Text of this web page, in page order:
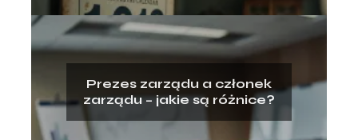
Prezes zarządu a członek
zarządu – jakie są różnice?